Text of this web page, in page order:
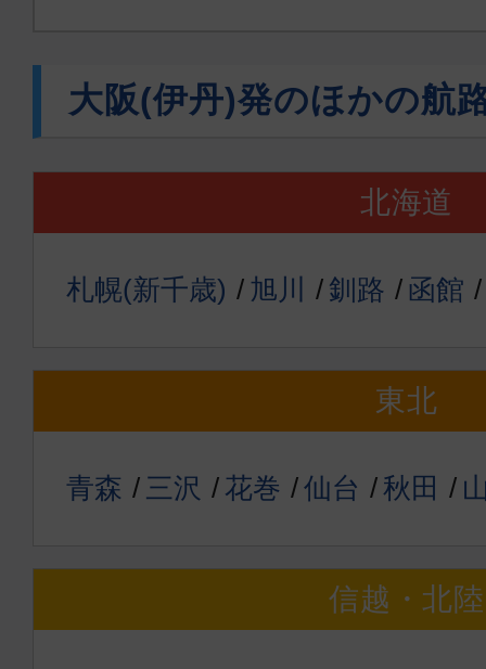
大阪(伊丹)発のほかの航
北海道
札幌(新千歳) 旭川 釧路 函館
東北
青森 三沢 花巻 仙台 秋田
信越・北陸